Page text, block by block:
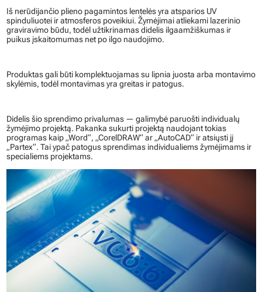
Iš nerūdijančio plieno pagamintos lentelės yra atsparios UV
spinduliuotei ir atmosferos poveikiui. Žymėjimai atliekami lazerinio
graviravimo būdu, todėl užtikrinamas didelis ilgaamžiškumas ir
puikus įskaitomumas net po ilgo naudojimo.
Produktas gali būti komplektuojamas su lipnia juosta arba montavimo
skylėmis, todėl montavimas yra greitas ir patogus.
Didelis šio sprendimo privalumas — galimybė paruošti individualų
žymėjimo projektą. Pakanka sukurti projektą naudojant tokias
programas kaip „Word“, „CorelDRAW“ ar „AutoCAD“ ir atsiųsti jį
„Partex“. Tai ypač patogus sprendimas individualiems žymėjimams ir
specialiems projektams.